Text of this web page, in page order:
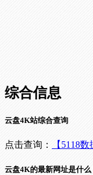
综合信息
云盘4K站综合查询
点击查询： 【5118数
云盘4K的最新网址是什么